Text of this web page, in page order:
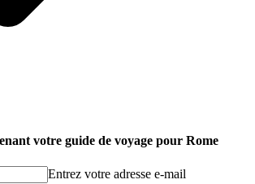
votre guide de voyage pour Rome
Entrez votre adresse e-mail